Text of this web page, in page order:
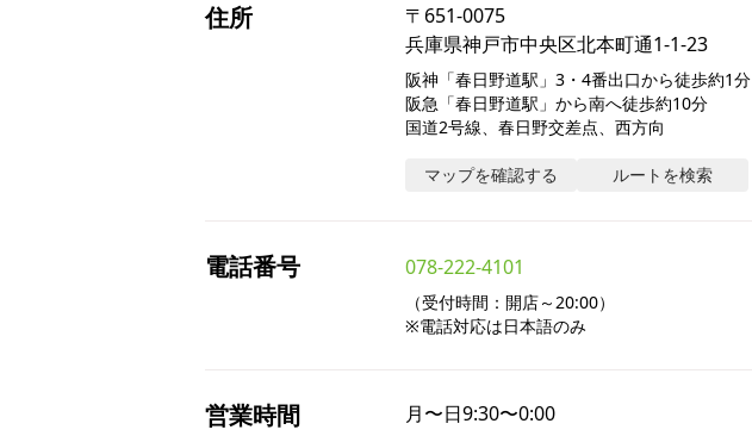
住所 〒 651-0075
兵庫県神戸市中央区北本町通1-1-23
阪神「春日野道駅」3・4番出口から徒歩約1分
阪急「春日野道駅」から南へ徒歩約10分
国道2号線、春日野交差点、西方向
マップを確認する ルートを検索
電話番号 078-222-4101
（受付時間：開店～20:00）
※電話対応は日本語のみ
営業時間 月〜日9:30〜0:00